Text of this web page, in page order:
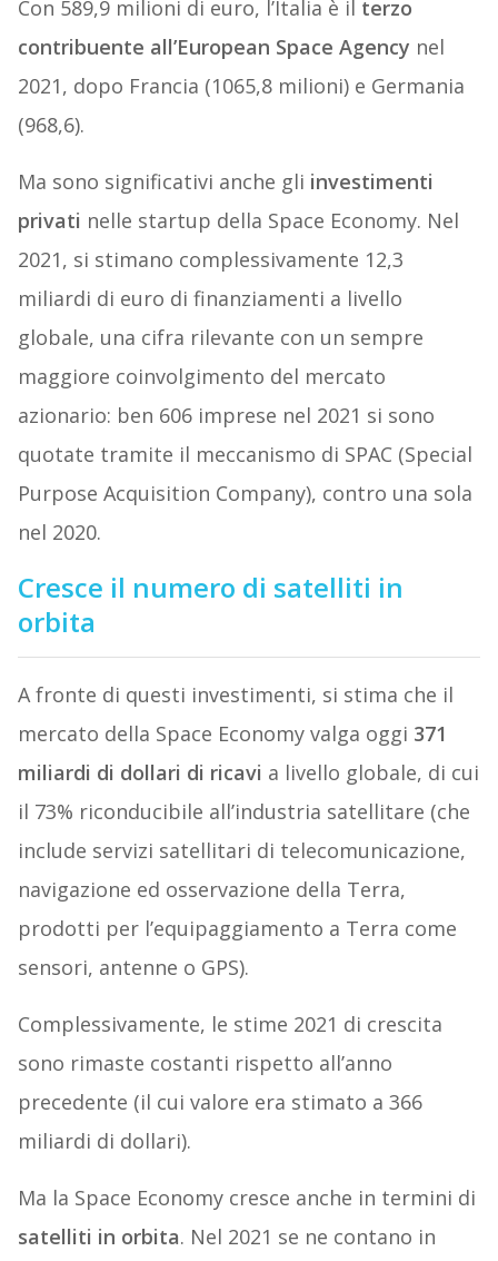
Con 589,9 milioni di euro, l’Italia è il terzo
contribuente all’European Space Agency nel
2021, dopo Francia (1065,8 milioni) e Germania
(968,6).
Ma sono significativi anche gli investimenti
privati nelle startup della Space Economy. Nel
2021, si stimano complessivamente 12,3
miliardi di euro di finanziamenti a livello
globale, una cifra rilevante con un sempre
maggiore coinvolgimento del mercato
azionario: ben 606 imprese nel 2021 si sono
quotate tramite il meccanismo di SPAC (Special
Purpose Acquisition Company), contro una sola
nel 2020.
Cresce il numero di satelliti in
orbita
A fronte di questi investimenti, si stima che il
mercato della Space Economy valga oggi 371
miliardi di dollari di ricavi a livello globale, di cui
il 73% riconducibile all’industria satellitare (che
include servizi satellitari di telecomunicazione,
navigazione ed osservazione della Terra,
prodotti per l’equipaggiamento a Terra come
sensori, antenne o GPS).
Complessivamente, le stime 2021 di crescita
sono rimaste costanti rispetto all’anno
precedente (il cui valore era stimato a 366
miliardi di dollari).
Ma la Space Economy cresce anche in termini di
satelliti in orbita. Nel 2021 se ne contano in